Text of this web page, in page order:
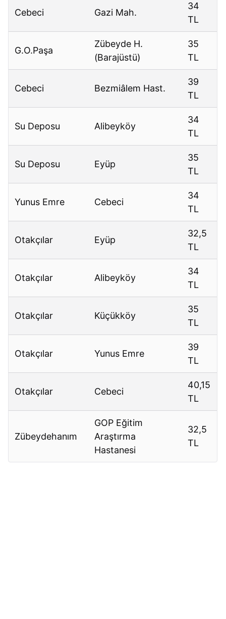
Cebeci Gazi Mah.
34
TL
G.O.Paşa
Zübeyde H.
(Barajüstü)
35
TL
Cebeci Bezmiâlem Hast.
39
TL
Su Deposu Alibeyköy
34
TL
Su Deposu Eyüp
35
TL
Yunus Emre Cebeci
34
TL
Otakçılar Eyüp
32,5
TL
Otakçılar Alibeyköy
34
TL
Otakçılar Küçükköy
35
TL
Otakçılar Yunus Emre
39
TL
Otakçılar Cebeci
40,15
TL
Zübeydehanım
GOP Eğitim
Araştırma
Hastanesi
32,5
TL